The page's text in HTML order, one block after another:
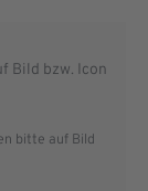
Bild bzw. Icon
bitte auf Bild